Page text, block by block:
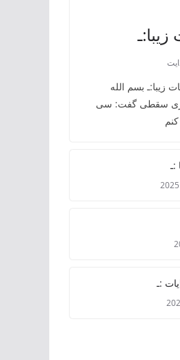
روایات زیبا:ـ بسم الله
سقطی گفت: سی
:ـ
:ـ